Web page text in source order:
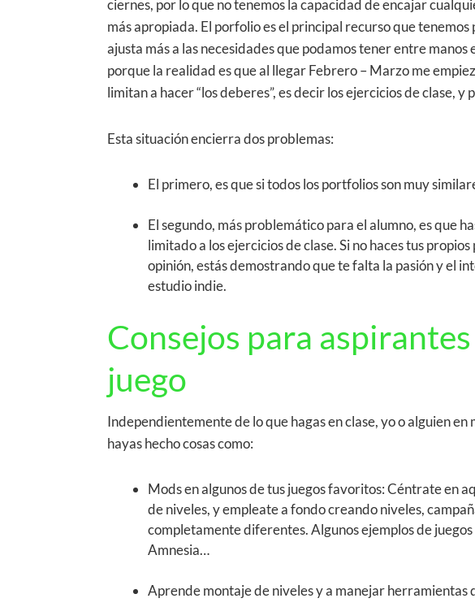
ciernes, por lo que no tenemos la capacidad de encajar
más apropiada. El porfolio es el principal recurso que
ajusta más a las necesidades que podamos tener entre manos
porque la realidad es que al llegar Febrero – Marzo me
limitan a hacer “los deberes”, es decir los ejercicios de clase, y
Esta situación encierra dos problemas:
El primero, es que si todos los portfolios son muy
El segundo, más problemático para el alumno, es que
limitado a los ejercicios de clase. Si no haces tus
opinión, estás demostrando que te falta la pasión y el
estudio indie.
Consejos para
juego
Independientemente de lo que hagas en clase, yo o alguien
hayas hecho cosas como:
Mods en algunos de tus juegos favoritos: Céntrate en
de niveles, y empleate a fondo creando niveles,
completamente diferentes. Algunos ejemplos de
Amnesia…
Aprende montaje de niveles y a manejar herramientas